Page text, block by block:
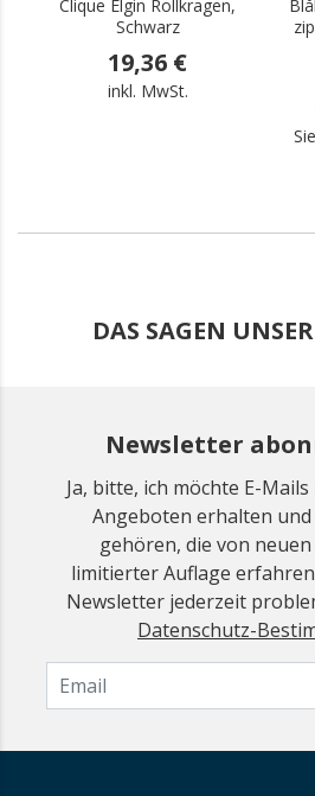
Clique Elgin Rollkragen,
Schwarz
19,36 €
inkl. MwSt.
DAS SAGEN
Newsletter
Ja, bitte, ich möchte E-
Angeboten erhalten und
gehören, die von
limitierter Auflage
Newsletter jederzeit
Datenschutz-